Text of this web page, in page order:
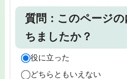
質問：このページ
ちましたか？
役に立った
どちらともいえない